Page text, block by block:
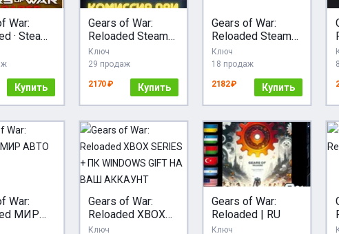
War:
· Steam
TR/A
Купить
Gears of War:
Reloaded Steam
Gift СТИМ ГИФТ
ПК
АВТОДОСТАВКА
ПОДАРОК
Ключ
29 продаж
2170 ₽ Купить
Gears of War:
Reloaded Steam
Gift / Россия +
МИР / АВТО
Ключ
18 продаж
2182 ₽ Купить
War:
МИР
Gears of War:
Reloaded XBOX
SERIES + ПК
Ключ
Gears of War:
Reloaded | RU
Ключ